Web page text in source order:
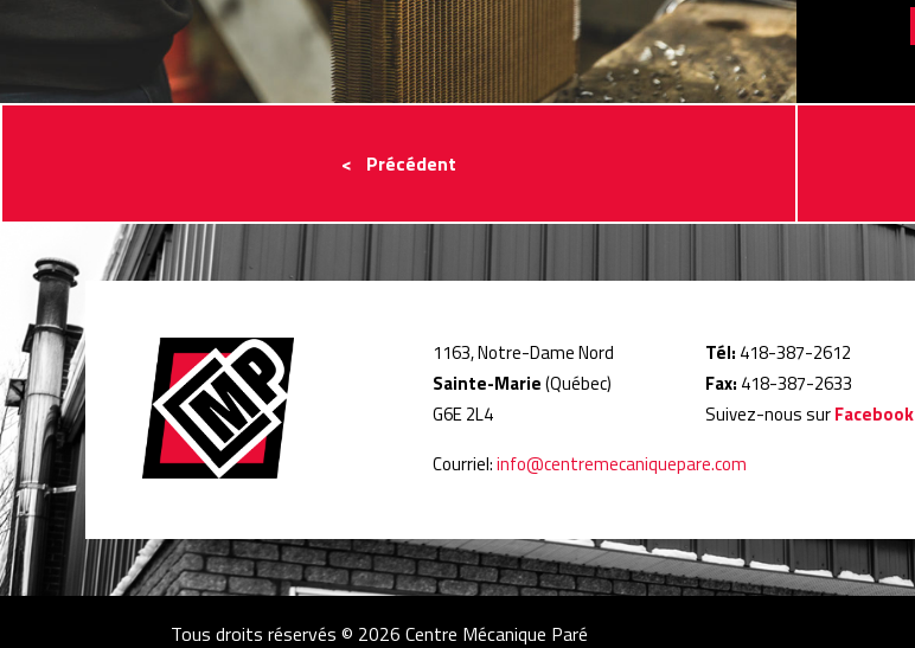
< Précédent
1163, Notre-Dame Nord
Sainte-Marie(Québec)
G6E 2L4
Tél: 418-387-2612
Fax: 418-387-2633
Suivez-nous surFacebook
Courriel:info@centremecaniquepare.com
Tous droits réservés © 2026 Centre Mécanique Paré